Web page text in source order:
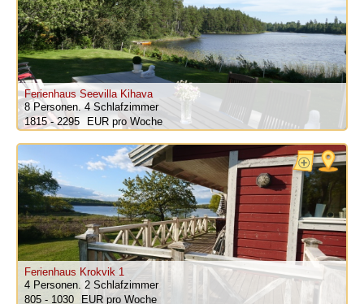
Ferienhaus Seevilla Kihava
8 Personen. 4 Schlafzimmer
1815 - 2295
pro Woche
Ferienhaus Krokvik 1
4 Personen. 2 Schlafzimmer
805 - 1030
pro Woche